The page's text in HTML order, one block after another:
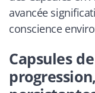
avancée
conscience
Capsules